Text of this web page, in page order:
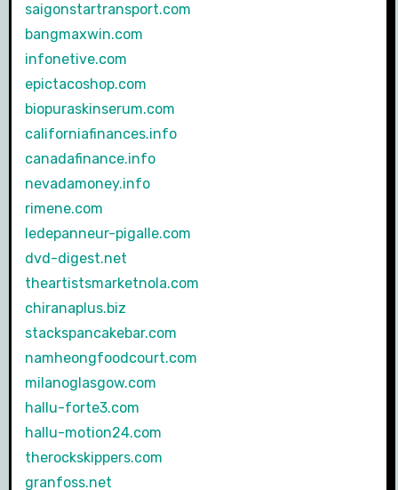
saigonstartransport.com
bangmaxwin.com
infonetive.com
epictacoshop.com
biopuraskinserum.com
californiafinances.info
canadafinance.info
nevadamoney.info
rimene.com
ledepanneur-pigalle.com
dvd-digest.net
theartistsmarketnola.com
chiranaplus.biz
stackspancakebar.com
namheongfoodcourt.com
milanoglasgow.com
hallu-forte3.com
hallu-motion24.com
therockskippers.com
granfoss.net